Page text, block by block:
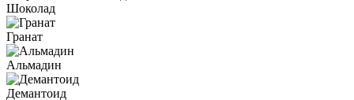
Шоколад
Гранат
Альмадин
Демантоид